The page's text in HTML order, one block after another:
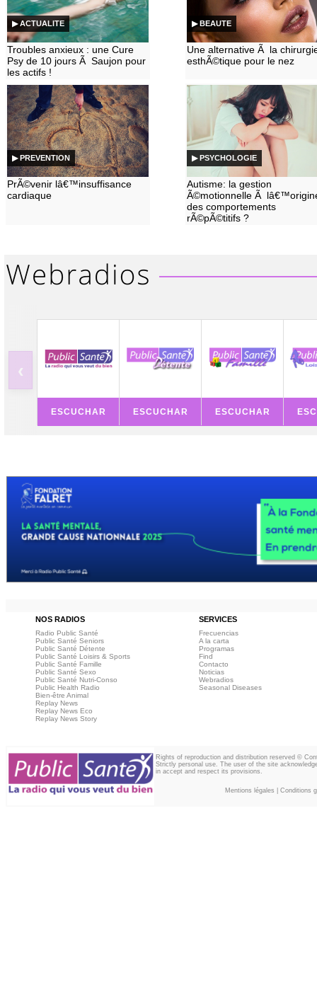
▶ ACTUALITE
Troubles anxieux : une Cure
Psy de 10 jours Ã Saujon pour
les actifs !
▶ BEAUTE
Une alternative Ã la
esthÃ©tique pour le nez
▶ PREVENTION
PrÃ©venir lâ€™insuffisance
cardiaque
▶ PSYCHOLOGIE
Autisme: la gestion
Ã©motionnelle Ã
des comportements
rÃ©pÃ©titifs ?
‹
ESCUCHAR ESCUCHAR ESCUCHAR
NOS RADIOS SERVICES
Radio Public Santé
Public Santé Seniors
Public Santé Détente
Public Santé Loisirs & Sports
Public Santé Famille
Public Santé Sexo
Public Santé Nutri-Conso
Public Health Radio
Bien-être Animal
Replay News
Replay News Eco
Replay News Story
Frecuencias
A la carta
Programas
Find
Contacto
Noticias
Webradios
Seasonal Diseases
Rights of reproduction and distribution reserved ©
Strictly personal use. The user of the site
in accept and respect its provisions.
Mentions légales Conditions